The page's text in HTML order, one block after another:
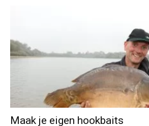
Maak je eigen hookbaits